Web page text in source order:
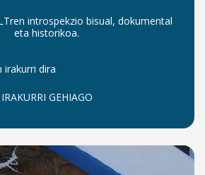
introspekzio bisual, dokumental
eta historikoa.
irakurri dira
IRAKURRI GEHIAGO